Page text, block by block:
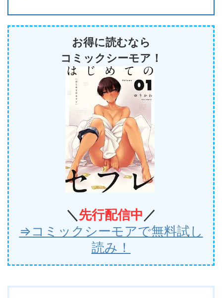
お得に読むなら
コミックシーモア！
＼先行配信中 ／
⇒コミックシーモアで無料試し
読み！